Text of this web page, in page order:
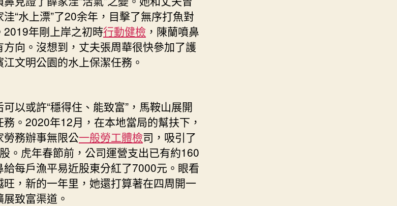
“水上漂”了20余年，目擊了無序打魚對
年剛上岸之初時行動健檢 ，陳蘭噴鼻
向。沒想到，丈夫張周華很快參加了護
文明公園的水上保潔任務。
以或許“穩得住、能致富”，馬鞍山展開
。2020年12月，在本地當局的幫扶下，
務辦事無限公一般勞工體檢司，吸引了
。虎年春節前，公司運營支出已有約160
每戶漁平易近股東分紅了7000元。眼看
，新的一年里，她還打算著在四周開一
致富渠道。